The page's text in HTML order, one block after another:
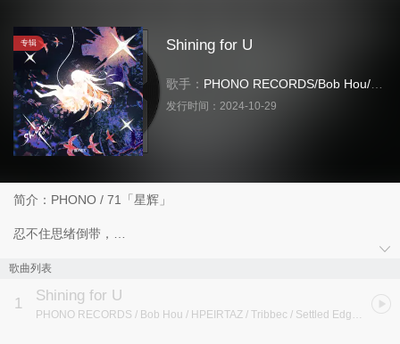
专辑 Shining for U
歌手： PHONO RECORDS/Bob Hou/
发行时间： 2024-10-29
简介：PHONO / 71「星辉」
忍不住思绪倒带，
那么多未完成的故事，
带我远去，
歌曲列表
1 Shining for U
PHONO RECORDS / Bob Hou / HPEIRTAZ / Tribbec / Settled Edge / Layzzz / Amo Nova / 預製品